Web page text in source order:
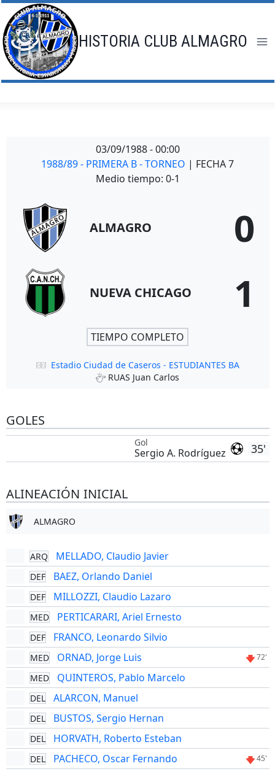
Saltar
al
contenido
HISTORIA CLUB ALMAGRO
03/09/1988 - 00:00
1988/89 - PRIMERA B - TORNEO | FECHA 7
Medio tiempo: 0-1
ALMAGRO 0
NUEVA CHICAGO 1
TIEMPO COMPLETO
Estadio Ciudad de Caseros - ESTUDIANTES BA
RUAS Juan Carlos
GOLES
35'
Gol
Sergio A. Rodríguez
ALINEACIÓN INICIAL
ALMAGRO
ARQ MELLADO, Claudio Javier
DEF BAEZ, Orlando Daniel
DEF MILLOZZI, Claudio Lazaro
MED PERTICARARI, Ariel Ernesto
DEF FRANCO, Leonardo Silvio
MED ORNAD, Jorge Luis 72'
MED QUINTEROS, Pablo Marcelo
DEL ALARCON, Manuel
DEL BUSTOS, Sergio Hernan
DEL HORVATH, Roberto Esteban
DEL PACHECO, Oscar Fernando 45'